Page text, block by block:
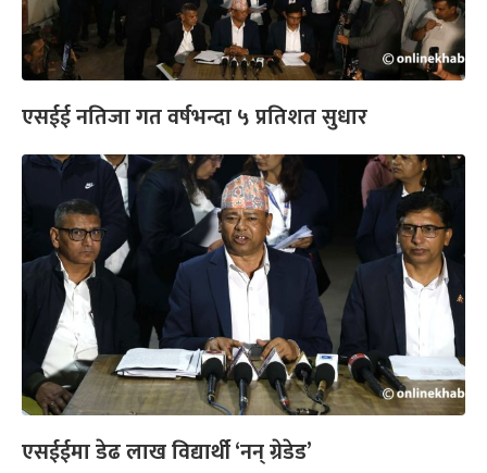
एसईई नतिजा गत वर्षभन्दा ५ प्रतिशत सुधार
एसईईमा डेढ लाख विद्यार्थी ‘नन् ग्रेडेड’